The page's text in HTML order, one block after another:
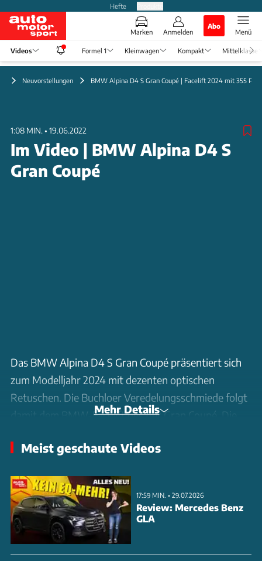
Hefte
Marken Anmelden
Abo
Menü
Videos Formel 1 Kleinwagen Kompakt Mittelklasse
Neuvorstellungen BMW Alpina D4 S Gran Coupé | Facelift 2024 mit 355 PS
1:08 MIN. • 19.06.2022
Im Video | BMW Alpina D4 S
Gran Coupé
Das BMW Alpina D4 S Gran Coupé präsentiert sich
zum Modelljahr 2024 mit dezenten optischen
Retuschen. Die Buchloer Veredelungsschmiede folgt
damit dem BMW-Facelift des 4er Gran Coupé. Die
mit neu gestalteten LED-Scheinwerfern und einem
die neuen Rückleuchten im M4 CSL-Style auf.
Im Cockpit zieht die neue BMW-Lenkradgeneration
mit abgeflachtem Kranz ein. Die Mittelkonsole erhält
neu gestaltete Lüftungsdüsen mit integrierter
Mehr Details
Meist geschaute Videos
17:59 MIN. • 29.07.2026
Review: Mercedes Benz
GLA